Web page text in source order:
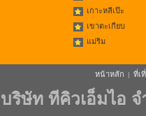
เกาะหลีเป๊ะ
เขาตะเกียบ
แม่ริม
หน้าหลัก | ที่เ
บริษัท ทีคิวเอ็มไอ จ